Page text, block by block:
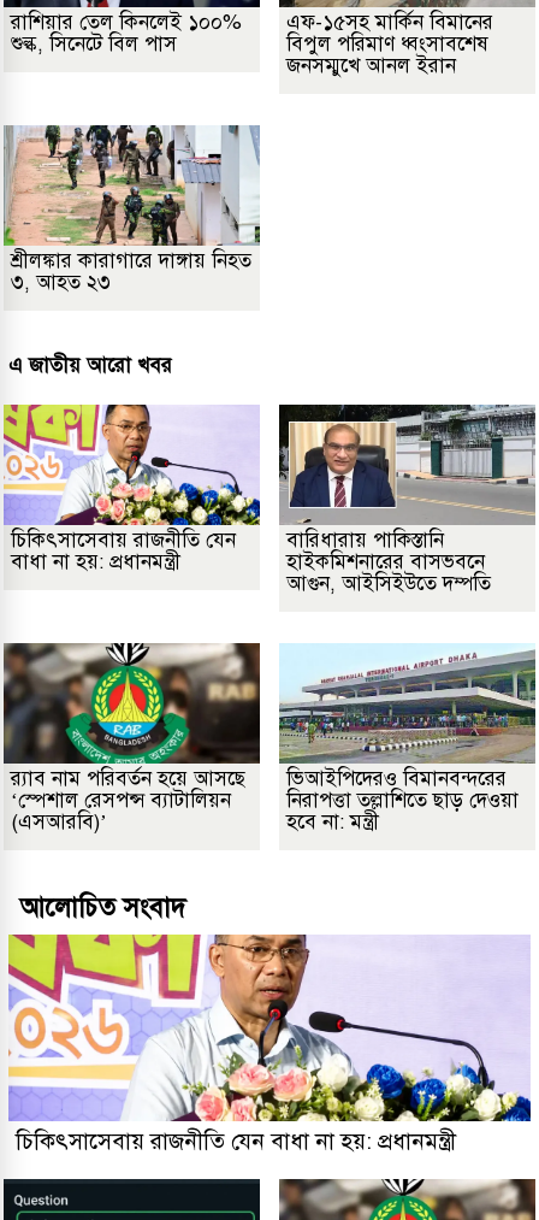
রাশিয়ার তেল কিনলেই ১০০%
শুল্ক, সিনেটে বিল পাস
এফ-১৫সহ মার্কিন বিমানের
বিপুল পরিমাণ ধ্বংসাবশেষ
জনসম্মুখে আনল ইরান
শ্রীলঙ্কার কারাগারে দাঙ্গায় নিহত
৩, আহত ২৩
এ জাতীয় আরো খবর
চিকিৎসাসেবায় রাজনীতি যেন
বাধা না হয়: প্রধানমন্ত্রী
বারিধারায় পাকিস্তানি
হাইকমিশনারের বাসভবনে
আগুন, আইসিইউতে দম্পতি
র‌্যাব নাম পরিবর্তন হয়ে আসছে
‘স্পেশাল রেসপন্স ব্যাটালিয়ন
(এসআরবি)’
ভিআইপিদেরও বিমানবন্দরের
নিরাপত্তা তল্লাশিতে ছাড় দেওয়া
হবে না: মন্ত্রী
আলোচিত সংবাদ
চিকিৎসাসেবায় রাজনীতি যেন বাধা না হয়: প্রধানমন্ত্রী